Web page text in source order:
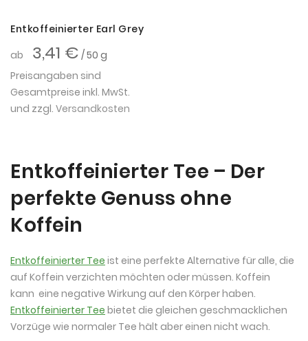
Entkoffeinierter Earl Grey
ab
3,41 € / 50 g
Preisangaben sind
Gesamtpreise inkl. MwSt.
und zzgl. Versandkosten
Entkoffeinierter Tee – Der
perfekte Genuss ohne
Koffein
Entkoffeinierter Tee ist eine perfekte Alternative für alle, die
auf Koffein verzichten möchten oder müssen. Koffein
kann eine negative Wirkung auf den Körper haben.
Entkoffeinierter Tee bietet die gleichen geschmacklichen
Vorzüge wie normaler Tee hält aber einen nicht wach.